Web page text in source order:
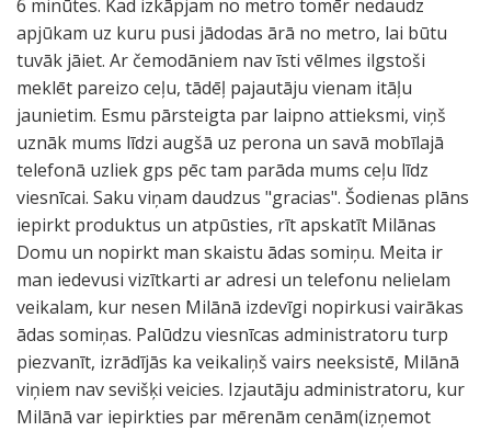
6 minūtes. Kad izkāpjam no metro tomēr nedaudz
apjūkam uz kuru pusi jādodas ārā no metro, lai būtu
tuvāk jāiet. Ar čemodāniem nav īsti vēlmes ilgstoši
meklēt pareizo ceļu, tādēļ pajautāju vienam itāļu
jaunietim. Esmu pārsteigta par laipno attieksmi, viņš
uznāk mums līdzi augšā uz perona un savā mobīlajā
telefonā uzliek gps pēc tam parāda mums ceļu līdz
viesnīcai. Saku viņam daudzus "gracias". Šodienas plāns
iepirkt produktus un atpūsties, rīt apskatīt Milānas
Domu un nopirkt man skaistu ādas somiņu. Meita ir
man iedevusi vizītkarti ar adresi un telefonu nelielam
veikalam, kur nesen Milānā izdevīgi nopirkusi vairākas
ādas somiņas. Palūdzu viesnīcas administratoru turp
piezvanīt, izrādījās ka veikaliņš vairs neeksistē, Milānā
viņiem nav sevišķi veicies. Izjautāju administratoru, kur
Milānā var iepirkties par mērenām cenām(izņemot